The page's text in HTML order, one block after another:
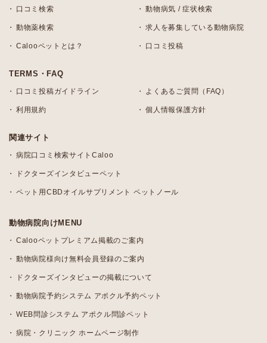
口コミ検索 動物病気 / 症状検索
動物薬検索 求人を募集している動物病院
Calooペットとは？ 口コミ投稿
TERMS・FAQ
口コミ投稿ガイドライン よくあるご質問（FAQ）
利用規約 個人情報保護方針
関連サイト
病院口コミ検索サイトCaloo
ドクターズインタビューペット
ペット用CBDオイルサプリメント ペットノール
動物病院向けMENU
Calooペットプレミアム掲載のご案内
動物病院様向け無料会員登録のご案内
ドクターズインタビューの掲載について
動物病院予約システム アポクル予約ペット
WEB問診システム アポクル問診ペット
病院・クリニック ホームページ制作